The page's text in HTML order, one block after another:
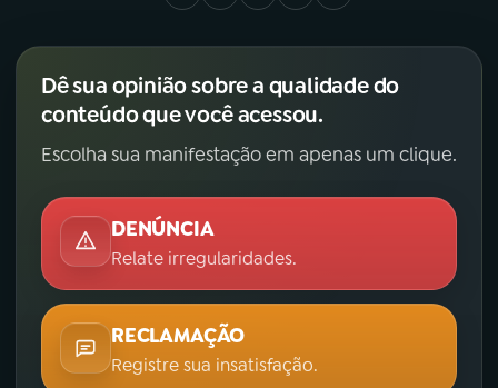
Dê sua opinião sobre a qualidade do
conteúdo que você acessou.
Escolha sua manifestação em apenas um clique.
DENÚNCIA
Relate irregularidades.
RECLAMAÇÃO
Registre sua insatisfação.